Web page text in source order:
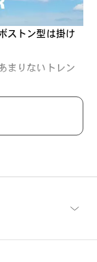
ストン型は掛け
まりないトレン
で長時間の使用